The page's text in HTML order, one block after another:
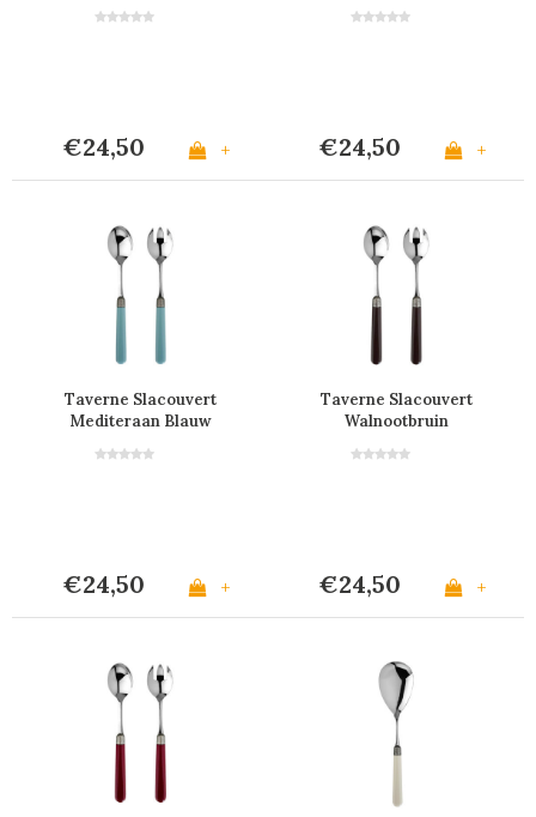
€24,50 + €24,50 +
Taverne Slacouvert
Mediteraan Blauw
€24,50 +
Taverne Slacouvert
Walnootbruin
€24,50 +